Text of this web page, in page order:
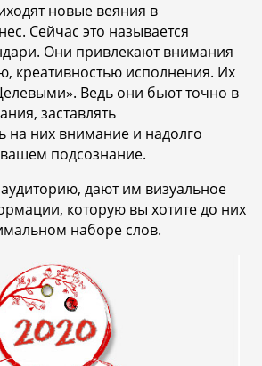
новые веяния в
Сейчас это называется
Они привлекают внимания
креативностью исполнения. Их
Ведь они бьют точно в
заставлять
на них внимание и надолго
подсознание.
дают им визуальное
которую вы хотите до них
наборе слов.